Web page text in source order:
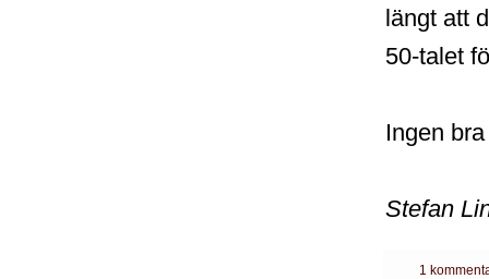
längt att
50-talet
Ingen
Stefan
1